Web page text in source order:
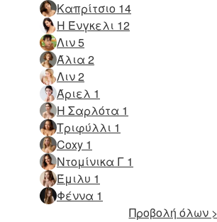
Καπρίτσιο 14
Η Ένγκελι 12
Λιν 5
Άλια 2
Λιν 2
Άριελ 1
Η Σαρλότα 1
Τριφύλλι 1
Coxy 1
Ντομίνικα Γ 1
Έμιλυ 1
Φέννα 1
Προβολή όλων >